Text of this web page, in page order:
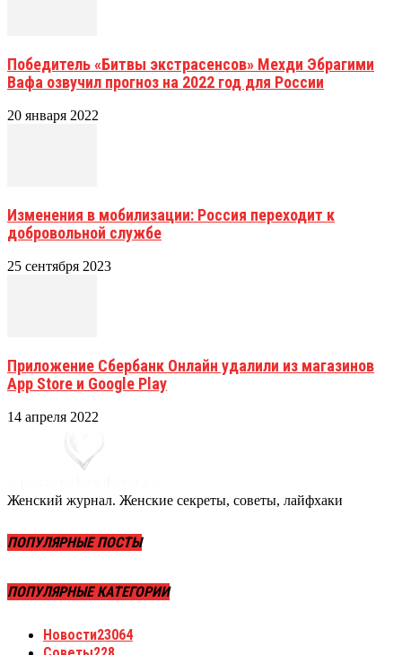
Победитель «Битвы экстрасенсов» Мехди Эбрагими
Вафа озвучил прогноз на 2022 год для России
20 января 2022
Изменения в мобилизации: Россия переходит к
добровольной службе
25 сентября 2023
Приложение Сбербанк Онлайн удалили из магазинов
App Store и Google Play
14 апреля 2022
Женский журнал. Женские секреты, советы, лайфхаки
ПОПУЛЯРНЫЕ ПОСТЫ
ПОПУЛЯРНЫЕ КАТЕГОРИИ
Новости23064